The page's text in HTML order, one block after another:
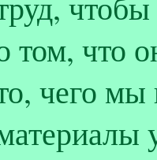
том, что
чего мы